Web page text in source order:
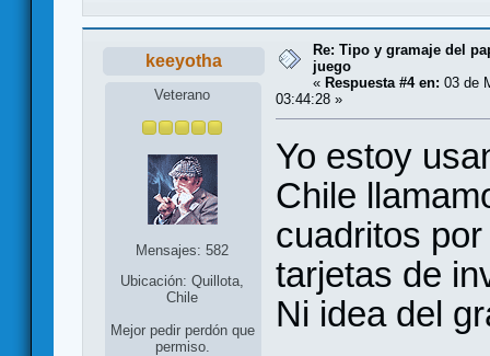
keeyotha
Veterano
Mensajes: 582
Ubicación: Quillota,
Chile
Mejor pedir perdón que
permiso.
Re: Tipo y gramaje del
juego
« Respuesta #4 en: 03 de
03:44:28 »
Yo estoy
Chile
cuadritos
tarjetas de
Ni idea del